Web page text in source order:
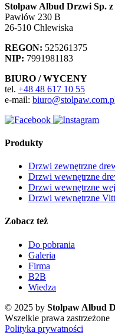
Stolpaw Albud Drzwi Sp. z
Pawłów 230 B
26-510 Chlewiska
REGON: 525261375
NIP: 7991981183
BIURO / WYCENY
tel. +48 48 617 10 55
e-mail:
Produkty
Drzwi zewnętrzne
Drzwi wewnętrzne
Drzwi wewnętrzne
Drzwi wewnętrzne
Zobacz też
Do pobrania
Galeria
Firma
B2B
Wiedza
© 2025 by Stolpaw Albud
Wszelkie prawa zastrzeżone
Polityka prywatności